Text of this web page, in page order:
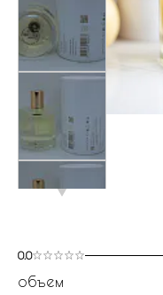
0.0
объем